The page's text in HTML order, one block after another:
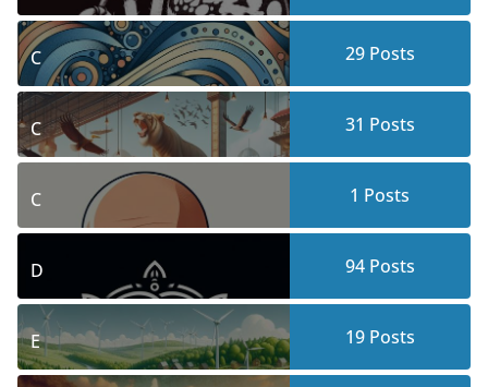
C 29Posts
C 31 Posts
C 1 Posts
D 94Posts
E 19Posts